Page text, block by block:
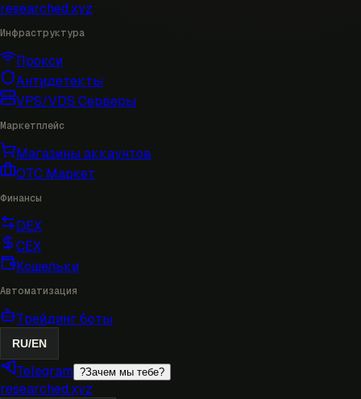
researched.xyz
Инфраструктура
Прокси
Антидетекты
VPS/VDS Серверы
Маркетплейс
Магазины аккаунтов
OTC Маркет
Финансы
DEX
CEX
Кошельки
Автоматизация
Трейдинг боты
RU/EN
Telegram ?Зачем мы тебе?
researched.xyz